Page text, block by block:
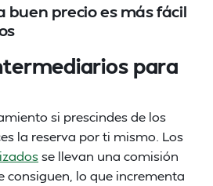
buen precio es más fácil
para
si prescindes de los
la reserva por ti mismo. Los
se llevan una comisión
consiguen, lo que incrementa